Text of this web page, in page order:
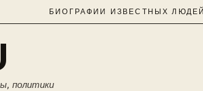
БИОГРАФИИ ИЗВЕСТНЫХ ЛЮДЕЙ
политики